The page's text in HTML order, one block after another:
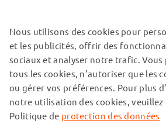
NOS PARTENAIRES DE
© subtel.fr 2026
Tous les prix incluent la TVA et
Veuillez noter que toutes les marques
Nous utilisons des cookies pour
et les publicités, offrir des
sociaux et analyser notre trafic. Vous
tous les cookies, n’autoriser que les
ou gérer vos préférences. Pour plus
notre utilisation des cookies,
Politique de protection des données